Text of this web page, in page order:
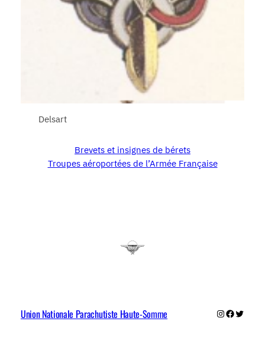
Delsart
Brevets et insignes de bérets
Troupes aéroportées de l’Armée Française
Union Nationale Parachutiste Haute-Somme Instagram
Twitter